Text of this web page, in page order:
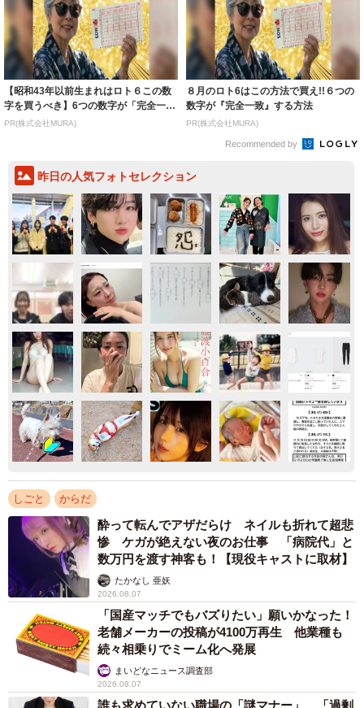
【昭和43年以前生まれはロト６この数
字を買うべき】6つの数字が「完全一
致」する方...
PR(株式会社MURA)
８月のロト6はこの方法で買え!!６つの
数字が『完全一致』する方法
PR(株式会社MURA)
Recommended by
昨日の人気フォトセレクション
しごと からだ
酔って転んでアザだらけ ネイルも折れて超悲
惨 ケガが絶えない夜のお仕事 「病院代」と
数万円を渡す神客も！【現役キャストに取材】
たかなし 亜妖
2026.08.07
「国産マッチでもバズりたい」願いかなった！
老舗メーカーの投稿が4100万再生 他業種も
続々相乗りでミーム化へ発展
まいどなニュース調査部
2026.08.07
誰も求めていない職場の「謎マナー」、「過剰